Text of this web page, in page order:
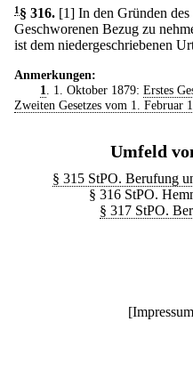
1 § 316. [1] In den Gründen
Geschworenen Bezug zu
ist dem niedergeschriebenen
Anmerkungen:
1
. 1. Oktober 1879: Erstes
Zweiten Gesetzes vom 1. Februar
Umfeld
§ 315 StPO. Berufung
§ 316 StPO.
§ 317 StPO.
[